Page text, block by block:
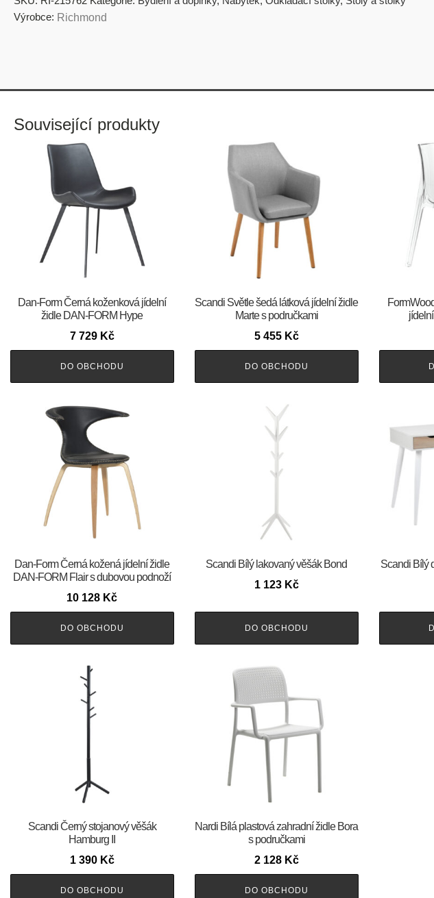
Výrobce: Richmond
Související produkty
​​​​​Dan-Form Černá koženková jídelní
židle DAN-FORM Hype
7 729 Kč
DO OBCHODU
Scandi Světle šedá látková jídelní židle
Marte s područkami
5 455 Kč
DO OBCHODU
​​​​​Dan-Form Černá kožená jídelní židle
DAN-FORM Flair s dubovou podnoží
10 128 Kč
DO OBCHODU
Scandi Bílý lakovaný věšák Bond
1 123 Kč
DO OBCHODU
Scandi Bílý
Scandi Černý stojanový věšák
Hamburg II
1 390 Kč
DO OBCHODU
Nardi Bílá plastová zahradní židle Bora
s područkami
2 128 Kč
DO OBCHODU